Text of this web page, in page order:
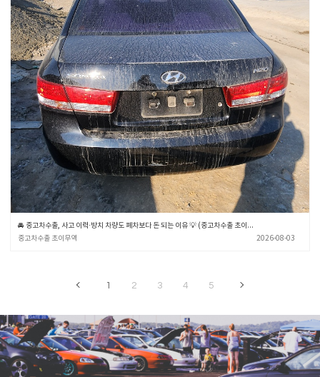
🚘 중고차수출, 사고 이력·방치 차량도 폐차보다 돈 되는 이유 💡 (중고차수출 초이무역)
중고차수출 초이무역
2026-08-03
1 2 3 4 5